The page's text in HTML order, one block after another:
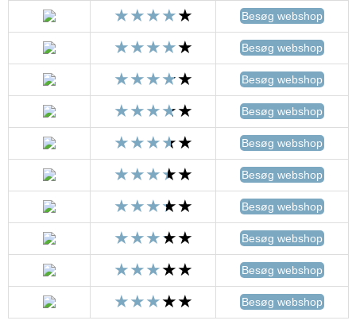
Besøg webshop
Besøg webshop
Besøg webshop
Besøg webshop
Besøg webshop
Besøg webshop
Besøg webshop
Besøg webshop
Besøg webshop
Besøg webshop